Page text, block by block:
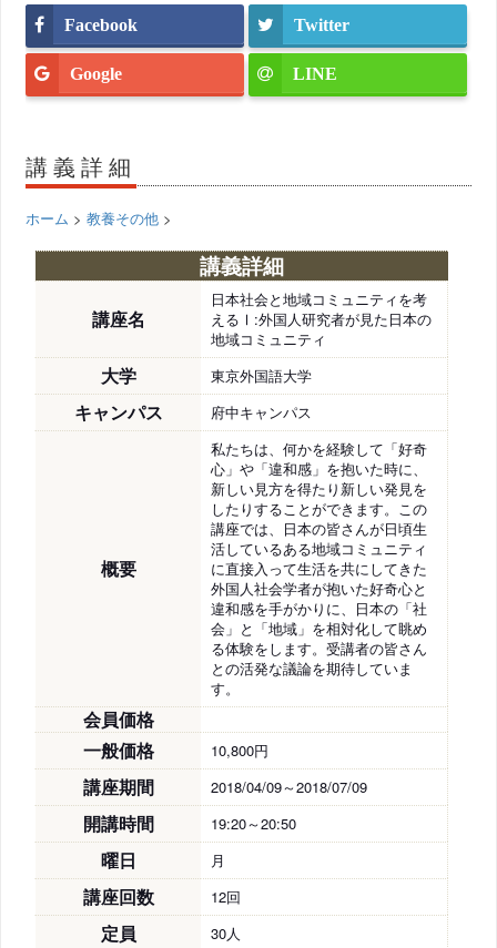
Facebook Twitter
Google LINE
講義詳細
ホーム >教養その他 >
講義詳細
講座名
日本社会と地域コミュニティを考
えるⅠ:外国人研究者が見た日本の
地域コミュニティ
大学 東京外国語大学
キャンパス 府中キャンパス
概要
私たちは、何かを経験して「好奇
心」や「違和感」を抱いた時に、
新しい見方を得たり新しい発見を
したりすることができます。この
講座では、日本の皆さんが日頃生
活しているある地域コミュニティ
に直接入って生活を共にしてきた
外国人社会学者が抱いた好奇心と
違和感を手がかりに、日本の「社
会」と「地域」を相対化して眺め
る体験をします。受講者の皆さん
との活発な議論を期待していま
す。
会員価格
一般価格
10,800円
講座期間 2018/04/09～2018/07/09
開講時間 19:20～20:50
曜日 月
講座回数 12回
定員 30人